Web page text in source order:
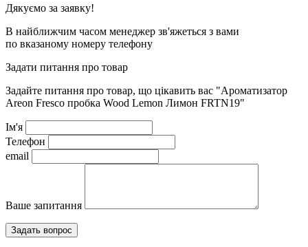
Дякуємо за заявку!
В найближчим часом менеджер зв'яжеться з вами
по вказаному номеру телефону
Задати питання про товар
Задайте питання про товар, що цікавить вас "Ароматизатор
Areon Fresco пробка Wood Lemon Лимон FRTN19"
Ім'я
Телефон
email
Ваше запитання